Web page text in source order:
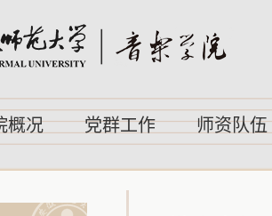
概况 党群工作 师资队伍